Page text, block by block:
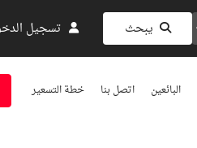
يبحث تسجيل
البائعين اتصل بنا خطة التسعير